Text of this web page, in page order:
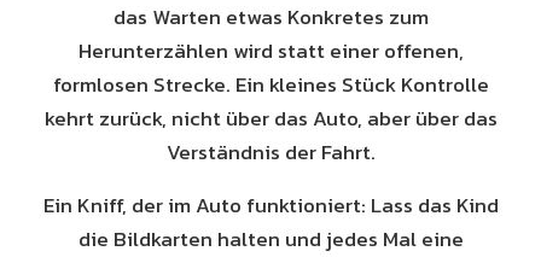
das Warten etwas Konkretes zum
Herunterzählen wird statt einer offenen,
formlosen Strecke. Ein kleines Stück Kontrolle
kehrt zurück, nicht über das Auto, aber über das
Verständnis der Fahrt.
Ein Kniff, der im Auto funktioniert: Lass das Kind
die Bildkarten halten und jedes Mal eine